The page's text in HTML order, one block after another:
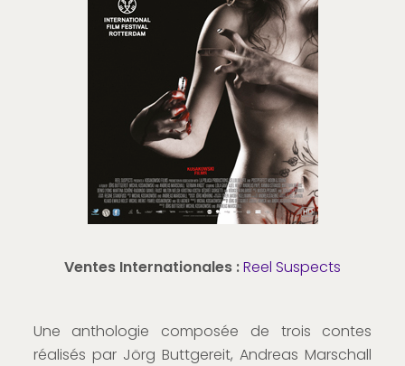
Ventes Internationales :Reel Suspects
Une anthologie composée de trois contes
réalisés par Jörg Buttgereit, Andreas Marschall